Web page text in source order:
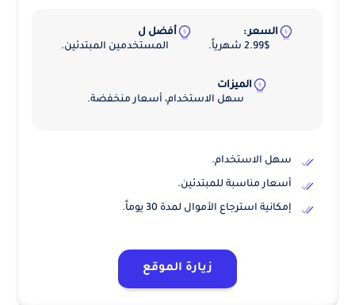
السعر :
2.99$ شهرياً.
أفضل ل
المستخدمين المبتدئين.
الميزات
سهل الاستخدام، أسعار منخفضة.
سهل الاستخدام.
أسعار مناسبة للمبتدئين.
إمكانية استرجاع الأموال لمدة 30 يوماً.
زيارة الموقع